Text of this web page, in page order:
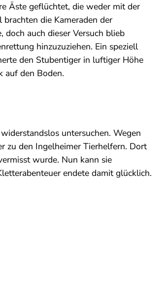
Äste geflüchtet, die weder mit der
die Kameraden der
doch auch dieser Versuch blieb
hinzuzuziehen. Ein speziell
den Stubentiger in luftiger Höhe
auf den Boden.
untersuchen. Wegen
zu den Ingelheimer Tierhelfern. Dort
wurde. Nun kann sie
endete damit glücklich.